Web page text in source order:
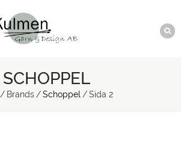
SCHOPPEL
/ Brands /Schoppel /Sida 2